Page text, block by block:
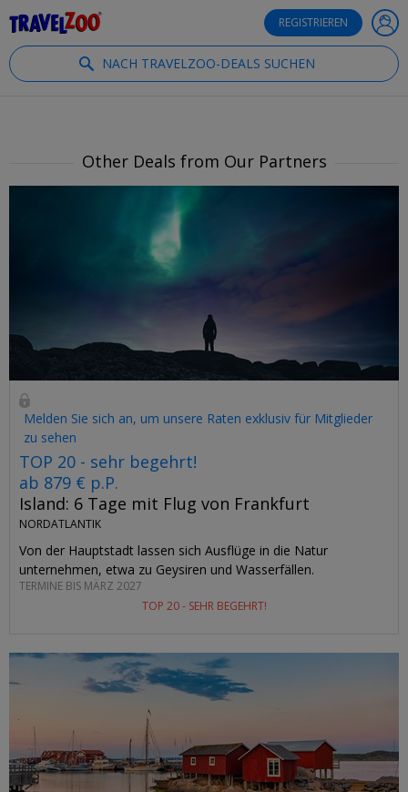
REGISTRIEREN
NACH TRAVELZOO-DEALS SUCHEN
Other Deals from Our Partners
Melden Sie sich an, um unsere Raten exklusiv für Mitglieder
zu sehen
TOP 20 - sehr begehrt!
ab 879 € p.P.
Island: 6 Tage mit Flug von Frankfurt
NORDATLANTIK
Von der Hauptstadt lassen sich Ausflüge in die Natur
unternehmen, etwa zu Geysiren und Wasserfällen.
TERMINE BIS MÄRZ 2027
TOP 20 - SEHR BEGEHRT!